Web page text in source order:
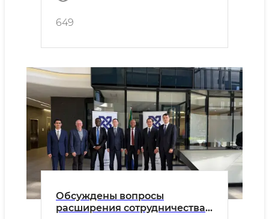
649
Обсуждены вопросы
расширения сотрудничества с